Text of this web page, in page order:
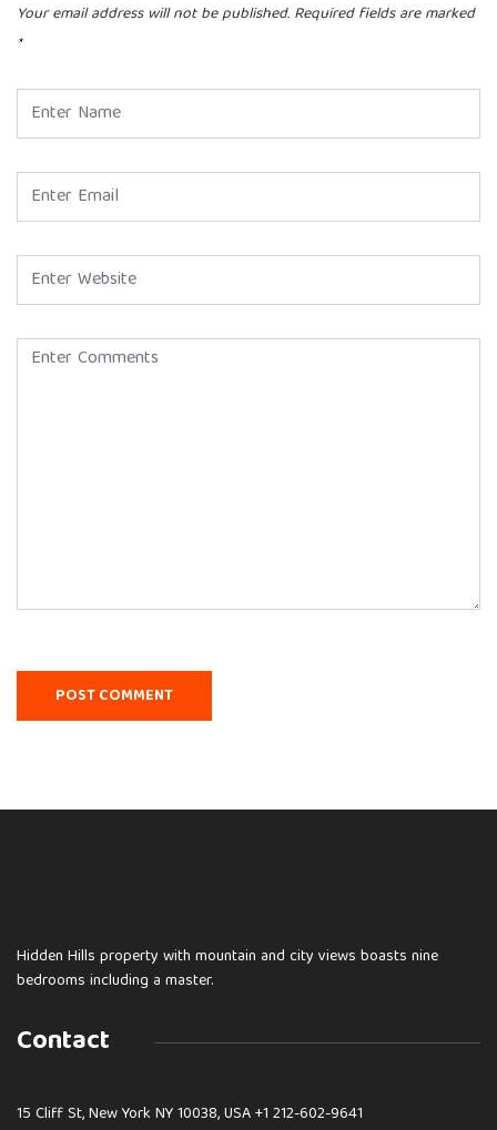
Your email address will not be published. Required fields are marked
*
Hidden Hills property with mountain and city views boasts nine
bedrooms including a master.
Contact
15 Cliff St, New York NY 10038, USA+1 212-602-9641